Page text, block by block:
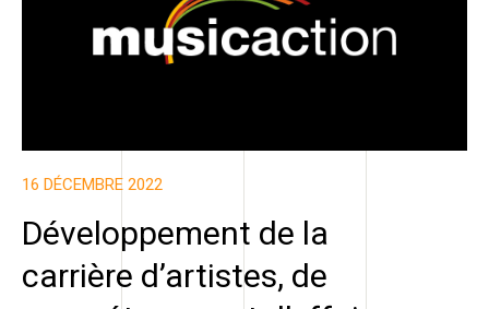
16 DÉCEMBRE 2022
Développement de la
carrière d’artistes, de